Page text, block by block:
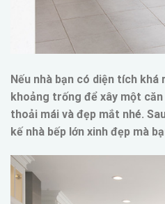
Nếu nhà bạn có diện tích
khoảng trống để xây một
thoải mái và đẹp mắt nhé.
kế nhà bếp lớn xinh đẹp mà